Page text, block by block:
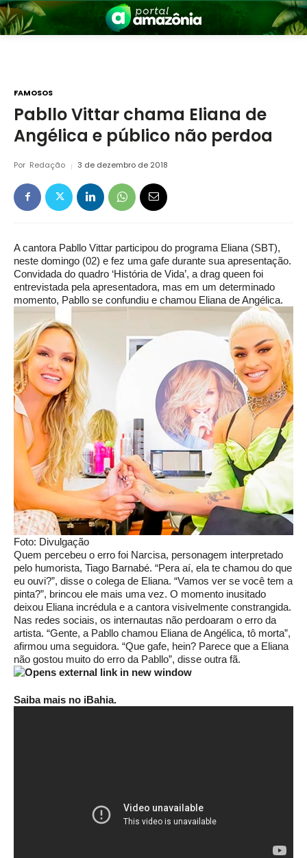
Amazônia
FAMOSOS
Pabllo Vittar chama Eliana de
Angélica e público não perdoa
Por Redação 3 de dezembro de 2018
A cantora Pabllo Vittar participou do programa Eliana (SBT),
neste domingo (02) e fez uma gafe durante sua apresentação.
Convidada do quadro ‘História de Vida’, a drag queen foi
entrevistada pela apresentadora, mas em um determinado
momento, Pabllo se confundiu e chamou Eliana de Angélica.
Foto: Divulgação
Quem percebeu o erro foi Narcisa, personagem interpretado
pelo humorista, Tiago Barnabé. “Pera aí, ela te chamou do que
eu ouvi?”, disse o colega de Eliana. “Vamos ver se você tem a
pinta?”, brincou ele mais uma vez. O momento inusitado
deixou Eliana incrédula e a cantora visivelmente constrangida.
Nas redes sociais, os internautas não perdoaram o erro da
artista. “Gente, a Pabllo chamou Eliana de Angélica, tô morta”,
afirmou uma seguidora. “Que gafe, hein? Parece que a Eliana
não gostou muito do erro da Pabllo”, disse outra fã.
Saiba mais no iBahia.